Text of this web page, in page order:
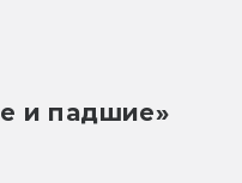
и падшие»